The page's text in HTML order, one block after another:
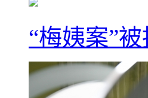
“梅姨案”